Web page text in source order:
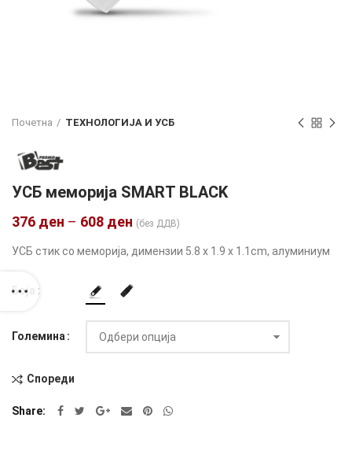
Почетна ТЕХНОЛОГИЈА И УСБ
УСБ меморија SMART BLACK
376 ден – 608 ден (без ДДВ)
УСБ стик со меморија, димензии 5.8 x 1.9 x 1.1cm, алуминиум
Боја
Големина
Alternative:
Спореди
Share